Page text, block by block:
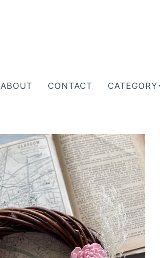
ABOUT CONTACT CATEGORY